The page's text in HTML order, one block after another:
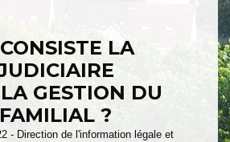
LA
GESTION DU
?
- Direction de l'information légale et